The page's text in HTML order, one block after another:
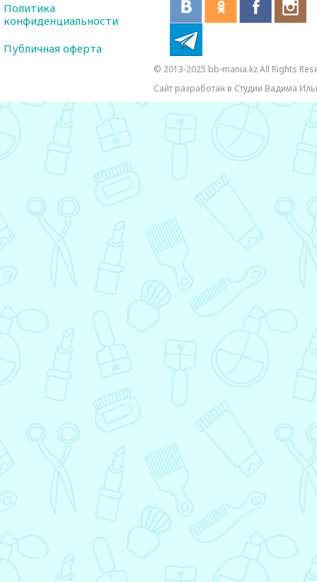
Политика
конфиденциальности
Публичная оферта
© 2013-2025 bb-mania.kz All Rights
Сайт разработан в Студии Вадима